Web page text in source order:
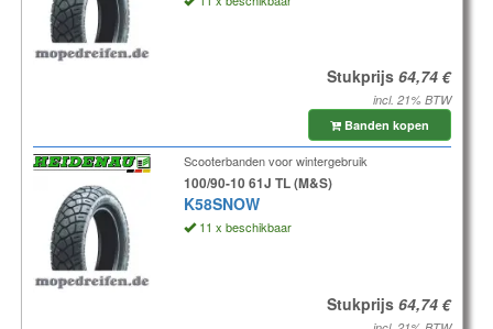
Stukprijs
incl. 21% BTW
Banden kopen
Scooterbanden voor wintergebruik
100/90-10 61J TL (M&S)
K58SNOW
11 x beschikbaar
Stukprijs